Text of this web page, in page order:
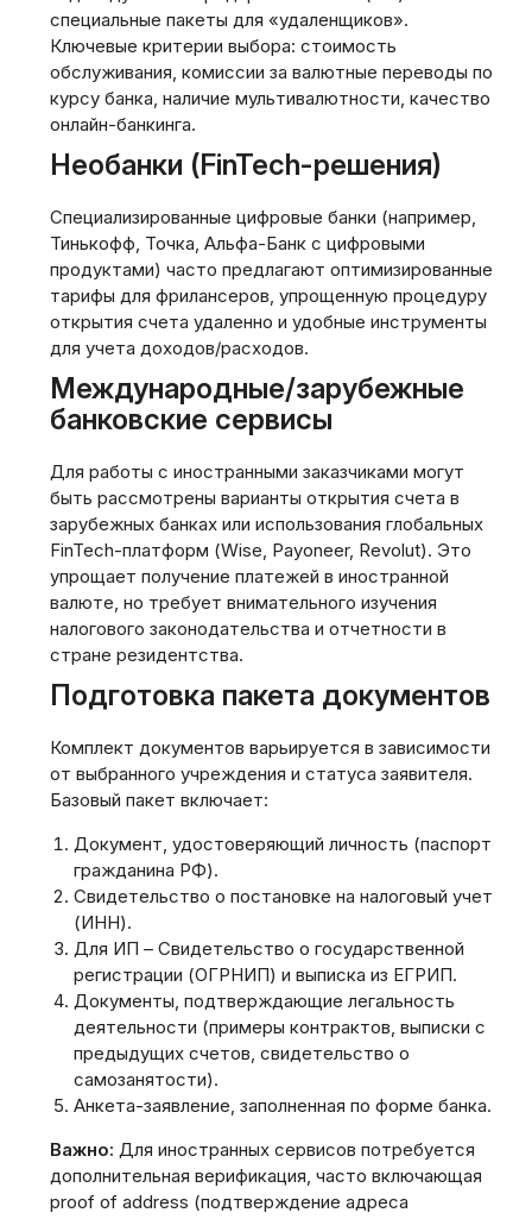
специальные пакеты для «удаленщиков».
Ключевые критерии выбора: стоимость
обслуживания, комиссии за валютные переводы по
курсу банка, наличие мультивалютности, качество
онлайн-банкинга.
Необанки (FinTech-решения)
Специализированные цифровые банки (например,
Тинькофф, Точка, Альфа-Банк с цифровыми
продуктами) часто предлагают оптимизированные
тарифы для фрилансеров, упрощенную процедуру
открытия счета удаленно и удобные инструменты
для учета доходов/расходов.
Международные/зарубежные
банковские сервисы
Для работы с иностранными заказчиками могут
быть рассмотрены варианты открытия счета в
зарубежных банках или использования глобальных
FinTech-платформ (Wise, Payoneer, Revolut). Это
упрощает получение платежей в иностранной
валюте, но требует внимательного изучения
налогового законодательства и отчетности в
стране резидентства.
Подготовка пакета документов
Комплект документов варьируется в зависимости
от выбранного учреждения и статуса заявителя.
Базовый пакет включает:
Документ, удостоверяющий личность (паспорт
гражданина РФ).
Свидетельство о постановке на налоговый учет
(ИНН).
Для ИП – Свидетельство о государственной
регистрации (ОГРНИП) и выписка из ЕГРИП.
Документы, подтверждающие легальность
деятельности (примеры контрактов, выписки с
предыдущих счетов, свидетельство о
самозанятости).
Анкета-заявление, заполненная по форме банка.
Важно: Для иностранных сервисов потребуется
дополнительная верификация, часто включающая
proof of address (подтверждение адреса